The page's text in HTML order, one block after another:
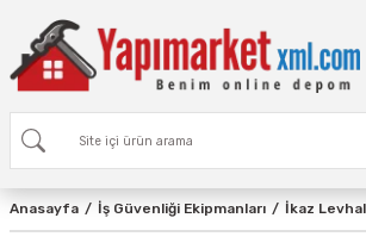
Anasayfa İş Güvenliği Ekipmanları İkaz